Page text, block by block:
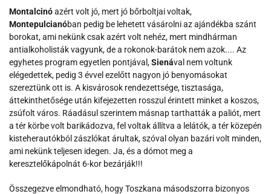
Montalcinóazért volt jó, mert jó bőrboltjai voltak,
Montepulcianóban pedig be lehetett vásárolni az ajándékba szánt
borokat, ami nekünk csak azért volt nehéz, mert mindhárman
antialkoholisták vagyunk, de a rokonok-barátok nem azok.... Az
egyhetes program egyetlen pontjával,Sienával nem voltunk
elégedettek, pedig 3 évvel ezelőtt nagyon jó benyomásokat
szereztünk ott is. A kisvárosok rendezettsége, tisztasága,
áttekinthetősége után kifejezetten rosszul érintett minket a koszos,
zsúfolt város. Ráadásul szerintem másnap tarthatták a paliót, mert
a tér körbe volt barikádozva, fel voltak állítva a lelátók, a tér közepén
kisteherautókból zászlókat árultak, szóval olyan bazári volt minden,
ami nekünk teljesen idegen. Ja, és a dómot meg a
keresztelőkápolnát 6-kor bezárják!!!
Összegezve elmondható, hogy Toszkana másodszorra bizonyos